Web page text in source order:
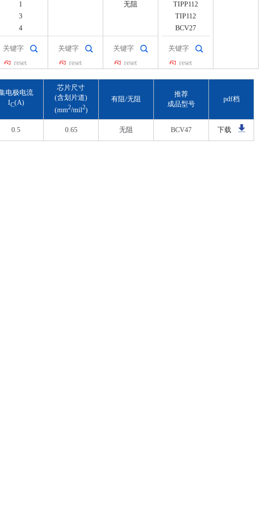
1
3
4
6
8
10
15
reset reset
无阻
reset
TIPP112
TIP112
BCV27
2SD2390
BU941Z
reset
电极电流
IC(A)
芯片尺寸
(含划片道)
(mm2/mil2)
有阻/无阻
推荐
成品型号
pdf档
0.5 0.65 无阻 BCV47 下载